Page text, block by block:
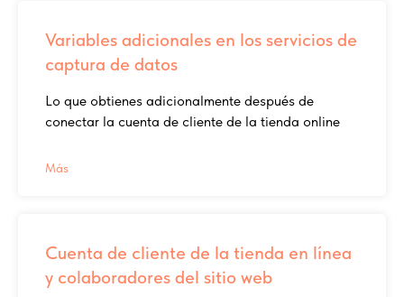
Variables adicionales en los servicios de
captura de datos
Lo que obtienes adicionalmente después de
conectar la cuenta de cliente de la tienda online
Más
Cuenta de cliente de la tienda en línea
y colaboradores del sitio web